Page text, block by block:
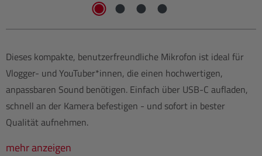
Dieses kompakte, benutzerfreundliche Mikrofon ist ideal für
Vlogger- und YouTuber*innen, die einen hochwertigen,
anpassbaren Sound benötigen. Einfach über USB-C aufladen,
schnell an der Kamera befestigen - und sofort in bester
Qualität aufnehmen.
mehr anzeigen